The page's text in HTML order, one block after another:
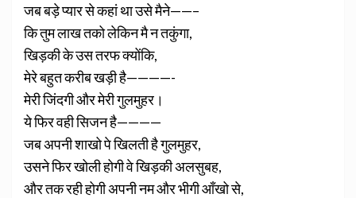
जब बड़े प्यार से कहां था उसे मैने——–
कि तुम लाख तको लेकिन मै न तकुंगा,
खिड़की के उस तरफ क्योंकि,
मेरे बहुत करीब खड़ी है————-
मेरी जिंदगी और मेरी गुलमुहर।
ये फिर वही सिजन है————
जब अपनी शाखो पे खिलती है गुलमुहर,
उसने फिर खोली होगी वे खिड़की अलसुबह,
और तक रही होगी अपनी नम और भीगी आँखो से,